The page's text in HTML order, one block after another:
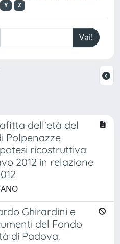
Y Z
dell'età del
Polpenazze
ricostruttiva
2012 in relazione
Ghirardini e
del Fondo
di Padova.